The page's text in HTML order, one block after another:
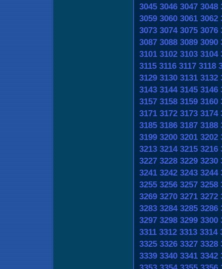
3045 3046 3047 3048
3059 3060 3061 3062
3073 3074 3075 3076
3087 3088 3089 3090
3101 3102 3103 3104
3115 3116 3117 3118
3129 3130 3131 3132
3143 3144 3145 3146
3157 3158 3159 3160
3171 3172 3173 3174
3185 3186 3187 3188
3199 3200 3201 3202
3213 3214 3215 3216
3227 3228 3229 3230
3241 3242 3243 3244
3255 3256 3257 3258
3269 3270 3271 3272
3283 3284 3285 3286
3297 3298 3299 3300
3311 3312 3313 3314
3325 3326 3327 3328
3339 3340 3341 3342